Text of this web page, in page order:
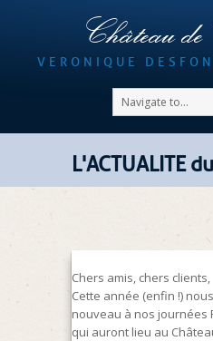
Château
VERONIQUE
L'ACTUALITE
Chers amis, chers clients,
Cette année (enfin !)
nouveau à nos journées
qui auront lieu au